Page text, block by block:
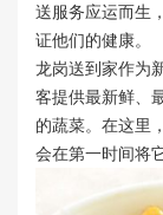
送服务应运而生
证他们的健康。
龙岗送到家作为
客提供最新鲜、
的蔬菜。在这里
会在第一时间将